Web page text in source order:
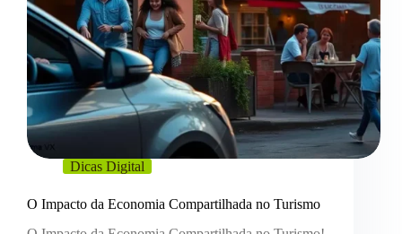
Dicas Digital
O Impacto da Economia Compartilhada no Turismo